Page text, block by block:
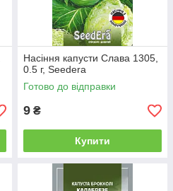
Насіння капусти Слава 1305,
0.5 г, Seedera
Готово до відправки
9 ₴
Купити